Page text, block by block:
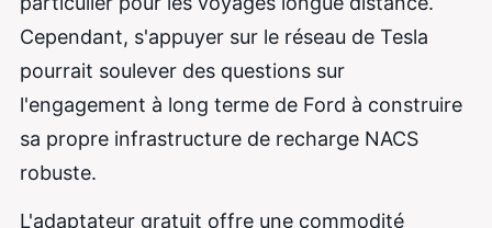
Cependant, s'appuyer sur le réseau de Tesla
pourrait soulever des questions sur
l'engagement à long terme de Ford à construire
sa propre infrastructure de recharge NACS
robuste.
L'adaptateur gratuit offre une commodité